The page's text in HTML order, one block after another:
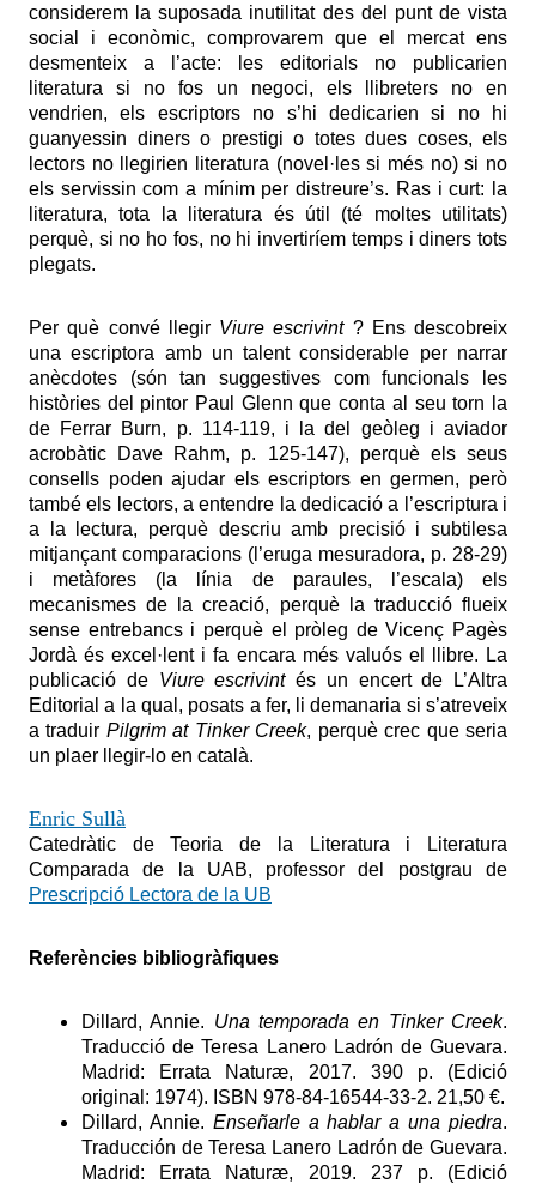
considerem la suposada inutilitat des del punt de vista
social i econòmic, comprovarem que el mercat ens
desmenteix a l’acte: les editorials no publicarien
literatura si no fos un negoci, els llibreters no en
vendrien, els escriptors no s’hi dedicarien si no hi
guanyessin diners o prestigi o totes dues coses, els
lectors no llegirien literatura (novel·les si més no) si no
els servissin com a mínim per distreure’s. Ras i curt: la
literatura, tota la literatura és útil (té moltes utilitats)
perquè, si no ho fos, no hi invertiríem temps i diners tots
plegats.
Per què convé llegir Viure escrivint? Ens descobreix
una escriptora amb un talent considerable per narrar
anècdotes (són tan suggestives com funcionals les
històries del pintor Paul Glenn que conta al seu torn la
de Ferrar Burn, p. 114-119, i la del geòleg i aviador
acrobàtic Dave Rahm, p. 125-147), perquè els seus
consells poden ajudar els escriptors en germen, però
també els lectors, a entendre la dedicació a l’escriptura i
a la lectura, perquè descriu amb precisió i subtilesa
mitjançant comparacions (l’eruga mesuradora, p. 28-29)
i metàfores (la línia de paraules, l’escala) els
mecanismes de la creació, perquè la traducció flueix
sense entrebancs i perquè el pròleg de Vicenç Pagès
Jordà és excel·lent i fa encara més valuós el llibre. La
publicació de Viure escrivintés un encert de L’Altra
Editorial a la qual, posats a fer, li demanaria si s’atreveix
a traduir Pilgrim at Tinker Creek, perquè crec que seria
un plaer llegir-lo en català.
Enric Sullà
Catedràtic de Teoria de la Literatura i Literatura
Comparada de la UAB, professor del postgrau de
Prescripció Lectora de la UB
Referències bibliogràfiques
Dillard, Annie. Una temporada en Tinker Creek.
Traducció de Teresa Lanero Ladrón de Guevara.
Madrid: Errata Naturæ, 2017. 390 p. (Edició
original: 1974). ISBN 978-84-16544-33-2. 21,50 €.
Dillard, Annie. Enseñarle a hablar a una piedra.
Traducción de Teresa Lanero Ladrón de Guevara.
Madrid: Errata Naturæ, 2019. 237 p. (Edició